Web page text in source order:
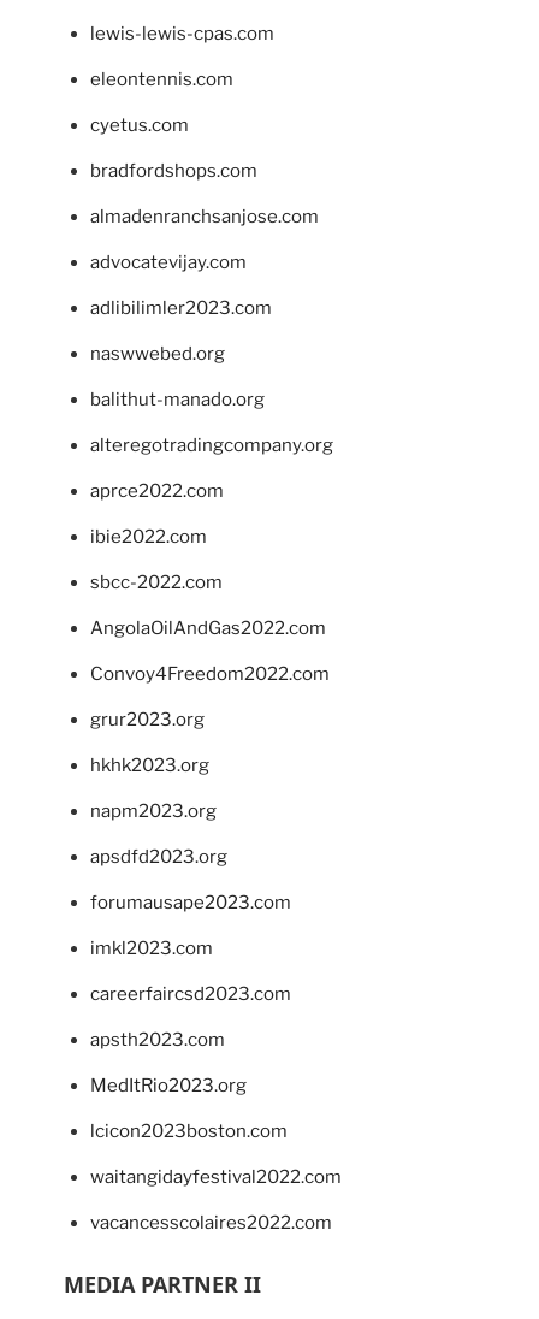
lewis-lewis-cpas.com
eleontennis.com
cyetus.com
bradfordshops.com
almadenranchsanjose.com
advocatevijay.com
adlibilimler2023.com
naswwebed.org
balithut-manado.org
alteregotradingcompany.org
aprce2022.com
ibie2022.com
sbcc-2022.com
AngolaOilAndGas2022.com
Convoy4Freedom2022.com
grur2023.org
hkhk2023.org
napm2023.org
apsdfd2023.org
forumausape2023.com
imkl2023.com
careerfaircsd2023.com
apsth2023.com
MedItRio2023.org
lcicon2023boston.com
waitangidayfestival2022.com
vacancesscolaires2022.com
MEDIA PARTNER II